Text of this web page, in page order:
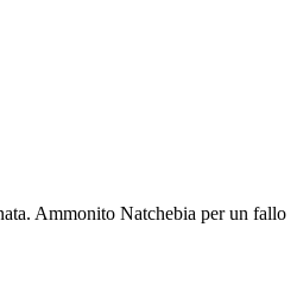
Ammonito Natchebia per un fallo